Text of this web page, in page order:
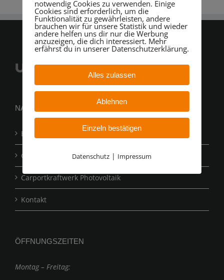
NAVIGATION
Balkonkraftwerk Photovoltaik
Gartenkraftwerk Photovoltaik
Carportkraftwerk Photovoltaik
Kontakt
ÖFFNUNGSZEITEN
Montag – Freitag:
notwendig Cookies zu verwenden. Einige
Cookies sind erforderlich, um die
Funktionalität zu gewährleisten, andere
brauchen wir für unsere Statistik und wieder
andere helfen uns dir nur die Werbung
anzuzeigen, die dich interessiert. Mehr
erfährst du in unserer Datenschutzerklärung.
Alles zulassen
Ablehnen
Einzeln bestätigen
Datenschutz | Impressum